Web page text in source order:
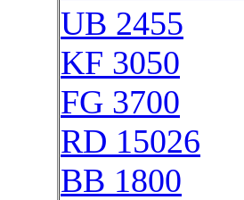
UB 2455
KF 3050
FG 3700
RD 15026
BB 1800